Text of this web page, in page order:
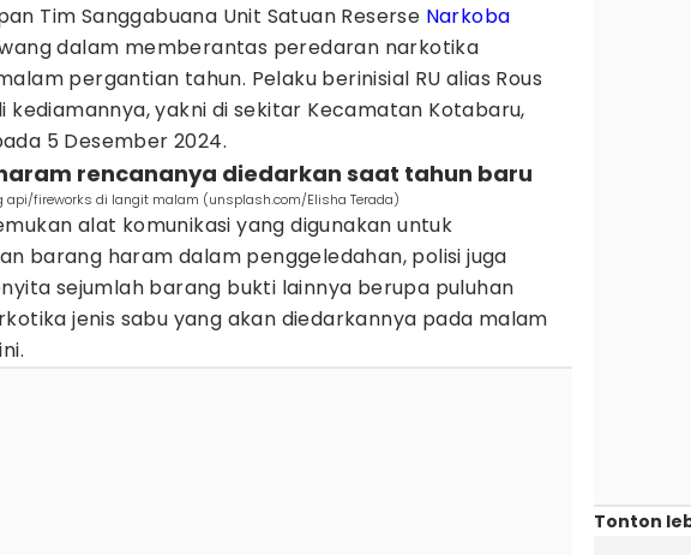
Tim Sanggabuana Unit Satuan Reserse Narkoba
dalam memberantas peredaran narkotika
pergantian tahun. Pelaku berinisial RU alias Rous
kediamannya, yakni di sekitar Kecamatan Kotabaru,
5 Desember 2024.
rencananya diedarkan saat tahun baru
api/fireworks di langit malam (unsplash.com/Elisha Terada)
alat komunikasi yang digunakan untuk
barang haram dalam penggeledahan, polisi juga
sejumlah barang bukti lainnya berupa puluhan
jenis sabu yang akan diedarkannya pada malam
Tonton